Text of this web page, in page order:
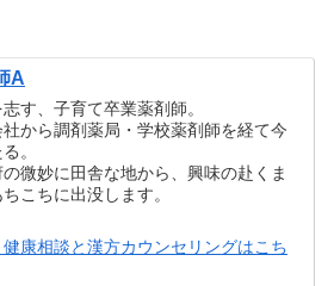
A
す、子育て卒業薬剤師。
から調剤薬局・学校薬剤師を経て今
。
微妙に田舎な地から、興味の赴くま
ちこちに出没します。
健康相談と漢方カウンセリングはこち